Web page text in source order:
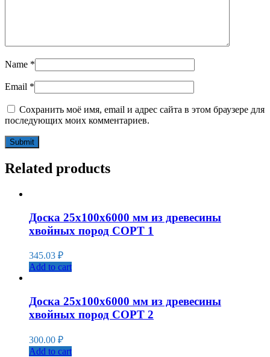
Name *
Email *
Сохранить моё имя, email и адрес сайта в этом браузере для
последующих моих комментариев.
Related products
Доска 25x100x6000 мм из древесины
хвойных пород СОРТ 1
345.03 ₽
Add to cart
Доска 25x100x6000 мм из древесины
хвойных пород СОРТ 2
300.00 ₽
Add to cart